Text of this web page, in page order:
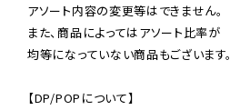
アソート内容の変更等はできません。
また、商品によってはアソート比率が
均等になっていない商品もございます。
【DP/POPについて】